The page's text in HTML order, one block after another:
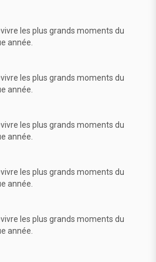
les plus grands moments du
année.
les plus grands moments du
année.
les plus grands moments du
année.
les plus grands moments du
année.
les plus grands moments du
année.